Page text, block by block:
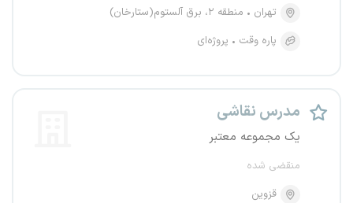
تهران
منطقه ۲، برق آلستوم(ستارخان)
پاره وقت
پروژه‌ای
مدرس نقاشی
یک مجموعه معتبر
منقضی شده
قزوین